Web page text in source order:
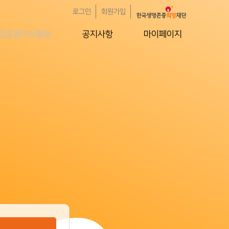
로그인 회원가입
중클리닝활동 공지사항 마이페이지